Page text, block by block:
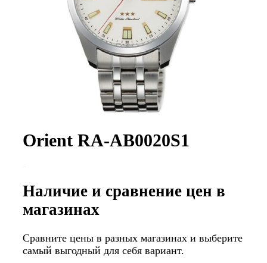
Orient RA-AB0020S1
Наличие и сравнение цен в
магазинах
Сравните цены в разных магазинах и выберите
самый выгодный для себя вариант.